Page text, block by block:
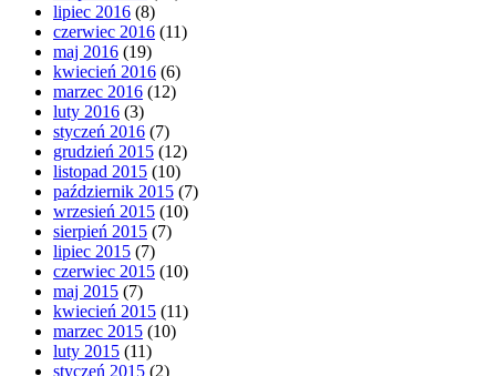
lipiec 2016 (8)
czerwiec 2016 (11)
maj 2016 (19)
kwiecień 2016 (6)
marzec 2016 (12)
luty 2016 (3)
styczeń 2016 (7)
grudzień 2015 (12)
listopad 2015 (10)
październik 2015 (7)
wrzesień 2015 (10)
sierpień 2015 (7)
lipiec 2015 (7)
czerwiec 2015 (10)
maj 2015 (7)
kwiecień 2015 (11)
marzec 2015 (10)
luty 2015 (11)
styczeń 2015 (2)